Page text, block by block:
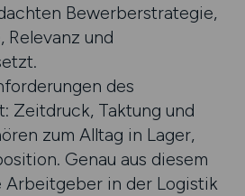
Bewerberstrategie,
Relevanz und
des
Zeitdruck, Taktung und
zum Alltag in Lager,
Genau aus diesem
Arbeitgeber in der Logistik